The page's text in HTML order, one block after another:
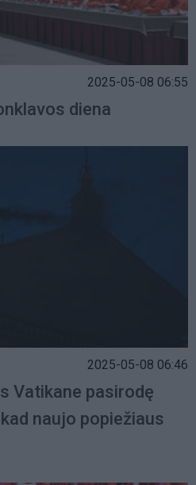
2025-05-08 06:55
diena
2025-05-08 06:46
Vatikane pasirodę
naujo popiežiaus